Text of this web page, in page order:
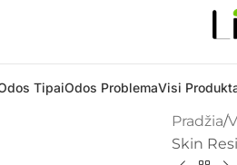
TipaiOdos ProblemaVisi
Pradžia
Skin